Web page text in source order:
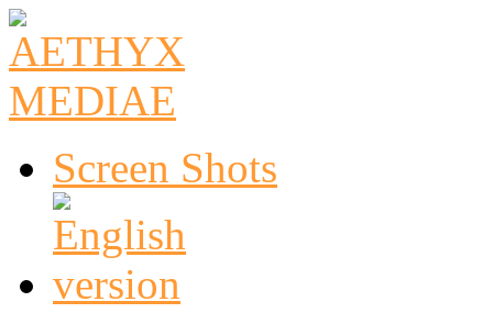
Screen Shots